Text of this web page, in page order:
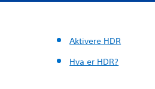
Aktivere HDR
Hva er HDR?